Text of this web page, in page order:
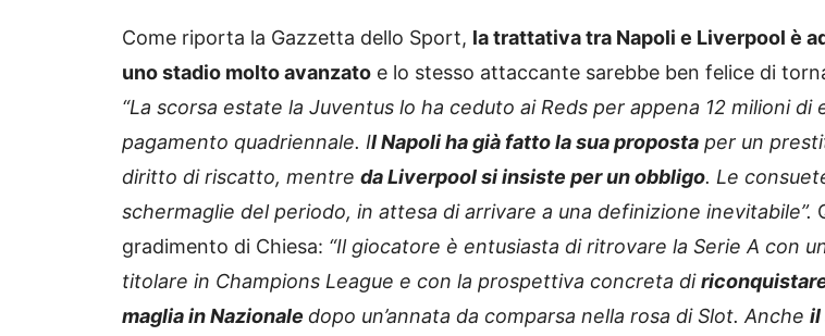
Come riporta la Gazzetta dello Sport, la trattativa tra Napoli e Liverpool è
uno stadio molto avanzato e lo stesso attaccante sarebbe ben felice di
“La scorsa estate la Juventus lo ha ceduto ai Reds per appena 12 milioni di
pagamento quadriennale. Il Napoli ha già fatto la sua proposta per un
diritto di riscatto, mentre da Liverpool si insiste per un obbligo. Le
schermaglie del periodo, in attesa di arrivare a una definizione inevitabile”.
gradimento di Chiesa: “Il giocatore è entusiasta di ritrovare la Serie A con
titolare in Champions League e con la prospettiva concreta di
maglia in Nazionale dopo un’annata da comparsa nella rosa di Slot. Anche il